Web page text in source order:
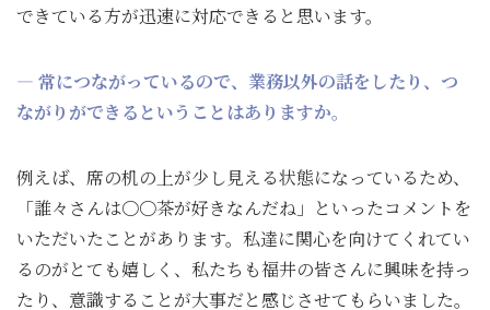
できている方が迅速に対応できると思います。
― 常につながっているので、業務以外の話をしたり、つ
ながりができるということはありますか。
例えば、席の机の上が少し見える状態になっているため、
「誰々さんは〇〇茶が好きなんだね」といったコメントを
いただいたことがあります。私達に関心を向けてくれてい
るのがとても嬉しく、私たちも福井の皆さんに興味を持っ
たり、意識することが大事だと感じさせてもらいました。